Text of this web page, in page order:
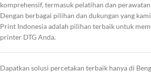
komprehensif, termasuk pelatihan dan
Dengan berbagai pilihan dan dukungan yang
Print Indonesia adalah pilihan terbaik untuk
printer DTG Anda.
Dapatkan solusi percetakan terbaik hanya di